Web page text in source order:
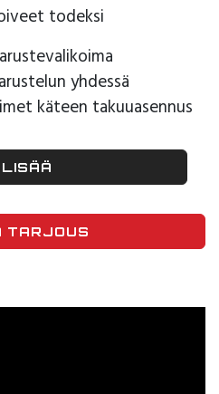
todeksi
yhdessä
käteen takuuasennus
TARJOUS